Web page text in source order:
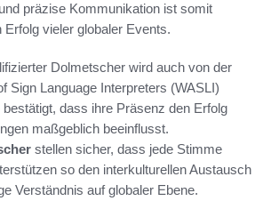
präzise Kommunikation ist somit
Erfolg vieler globaler Events.
Dolmetscher wird auch von der
Sign Language Interpreters (WASLI)
bestätigt, dass ihre Präsenz den Erfolg
maßgeblich beeinflusst.
stellen sicher, dass jede Stimme
so den interkulturellen Austausch
Verständnis auf globaler Ebene.